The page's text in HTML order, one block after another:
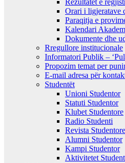
Orari i ligjeratave
Paraqitja e
Kalendari
Dokumente dhe
Rregullore institucionale
Informatori Publik –
Propozim temat per
E-mail adresa për
Studentët
Unioni Studentor
Statuti Studentor
Klubet Studentore
Radio Studenti
Revista Studentore
Alumni Studentor
Kampi Studentor
Aktivitetet